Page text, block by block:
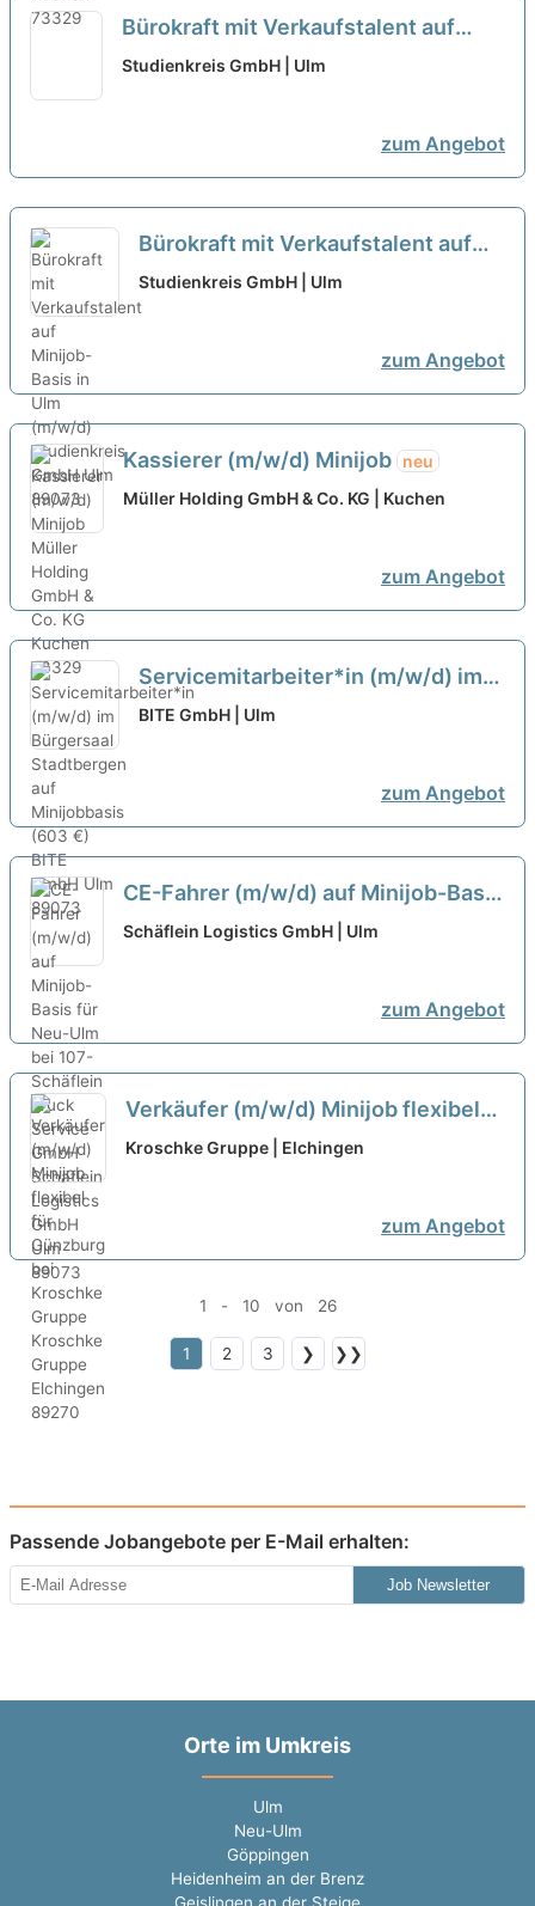
Bürokraft mit Verkaufstalent auf
Minijob-Basis in Ulm (m/w/d)
Studienkreis GmbH | Ulm
zum Angebot
Bürokraft mit Verkaufstalent auf
Minijob-Basis in Ulm (m/w/d)
Studienkreis GmbH | Ulm
zum Angebot
Kassierer (m/w/d) Minijob neu
Müller Holding GmbH & Co. KG | Kuchen
zum Angebot
Servicemitarbeiter*in (m/w/d) im
Bürgersaal Stadtbergen auf
BITE GmbH | Ulm
zum Angebot
CE-Fahrer (m/w/d) auf Minijob-Basis
für Neu-Ulm bei 107-Schäflein Truck
Schäflein Logistics GmbH | Ulm
zum Angebot
Verkäufer (m/w/d) Minijob flexibel
für Günzburg bei Kroschke Gruppe
Kroschke Gruppe | Elchingen
zum Angebot
1 - 10 von 26
1 2 3 ❯ ❯❯
Passende Jobangebote per E-Mail erhalten:
Job Newsletter
Orte im Umkreis
Ulm
Neu-Ulm
Göppingen
Heidenheim an der Brenz